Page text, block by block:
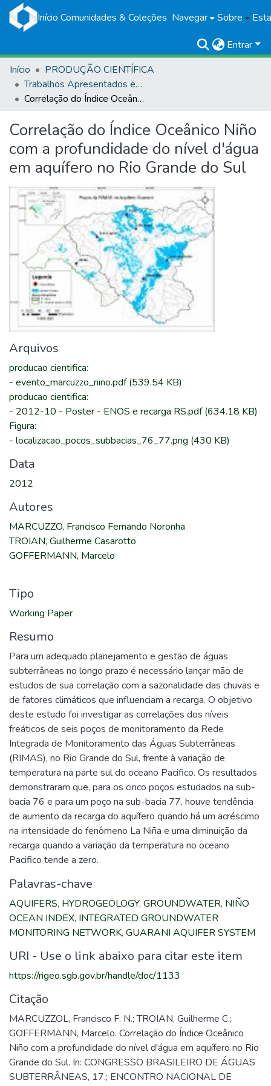
Início Comunidades & Coleções Navegar Sobre
Entrar
Início
PRODUÇÃO CIENTÍFICA
Trabalhos Apresentados em Eventos
Correlação do Índice Oceânico Niño com a profundidade do nível d'água em aquífero no Rio Grande do Sul
Correlação do Índice Oceânico Niño
com a profundidade do nível d'água
em aquífero no Rio Grande do Sul
Arquivos
producao cientifica:
- evento_marcuzzo_nino.pdf(539.54 KB)
producao cientifica:
- 2012-10 - Poster - ENOS e recarga RS.pdf(634.18 KB)
Figura:
- localizacao_pocos_subbacias_76_77.png (430 KB)
Data
2012
Autores
MARCUZZO, Francisco Fernando Noronha
TROIAN, Guilherme Casarotto
GOFFERMANN, Marcelo
Tipo
Working Paper
Resumo
Para um adequado planejamento e gestão de águas
subterrâneas no longo prazo é necessário lançar mão de
estudos de sua correlação com a sazonalidade das chuvas e
de fatores climáticos que influenciam a recarga. O objetivo
deste estudo foi investigar as correlações dos níveis
freáticos de seis poços de monitoramento da Rede
Integrada de Monitoramento das Águas Subterrâneas
(RIMAS), no Rio Grande do Sul, frente à variação de
temperatura na parte sul do oceano Pacifico. Os resultados
demonstraram que, para os cinco poços estudados na sub-
bacia 76 e para um poço na sub-bacia 77, houve tendência
de aumento da recarga do aquífero quando há um acréscimo
na intensidade do fenômeno La Niña e uma diminuição da
recarga quando a variação da temperatura no oceano
Pacifico tende a zero.
Palavras-chave
AQUIFERS, HYDROGEOLOGY, GROUNDWATER, NIÑO
OCEAN INDEX, INTEGRATED GROUNDWATER
MONITORING NETWORK, GUARANI AQUIFER SYSTEM
URI - Use o link abaixo para citar este item
https://rigeo.sgb.gov.br/handle/doc/1133
Citação
MARCUZZOL, Francisco F. N.; TROIAN, Guilherme C.;
GOFFERMANN, Marcelo. Correlação do Índice Oceânico
Niño com a profundidade do nível d'água em aquífero no Rio
Grande do Sul. In: CONGRESSO BRASILEIRO DE ÁGUAS
SUBTERRÂNEAS, 17.; ENCONTRO NACIONAL DE